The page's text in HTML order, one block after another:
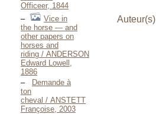
Officeer, 1844
Vice in
the horse — and
other papers on
horses and
riding / ANDERSON
Edward Lowell,
1886
Demande à
ton
cheval / ANSTETT
Françoise, 2003
Auteur(s)